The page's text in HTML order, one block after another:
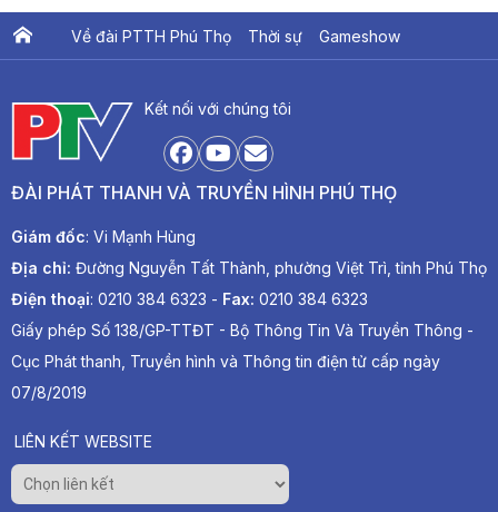
Về đài PTTH Phú Thọ Thời sự Gameshow
Kết nối với chúng tôi
ĐÀI PHÁT THANH VÀ TRUYỀN HÌNH PHÚ THỌ
Giám đốc: Vi Mạnh Hùng
Địa chỉ: Đường Nguyễn Tất Thành, phường Việt Trì, tỉnh Phú Thọ
Điện thoại: 0210 384 6323 - Fax: 0210 384 6323
Giấy phép Số 138/GP-TTĐT - Bộ Thông Tin Và Truyền Thông -
Cục Phát thanh, Truyền hình và Thông tin điện tử cấp ngày
07/8/2019
LIÊN KẾT WEBSITE